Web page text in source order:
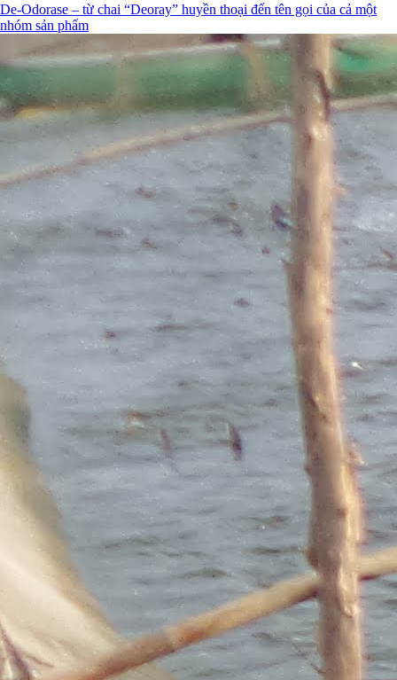
De-Odorase – từ chai “Deoray” huyền thoại đến tên gọi của cả một
nhóm sản phẩm